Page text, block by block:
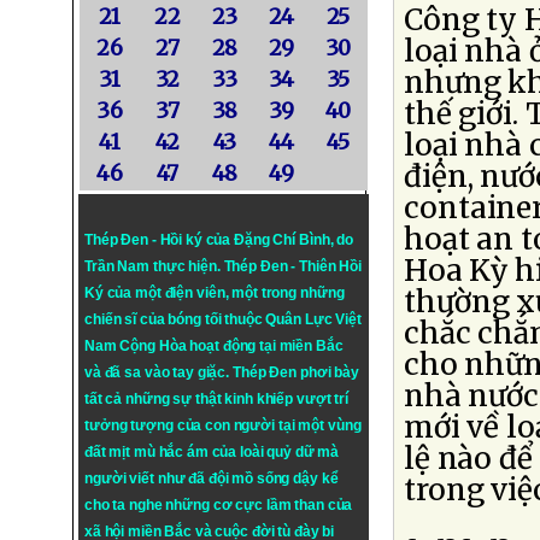
21
22 23 24
25
26
27 28 29
30
31
32 33 34
35
36
37 38 39
40
41
42 43 44
45
46
47 48 49
Thép Đen - Hồi ký của Đặng Chí Bình, do
Trần Nam thực hiện. Thép Đen- Thiên Hồi
Ký của một điện viên, một trong những
chiến sĩ của bóng tối thuộc Quân Lực Việt
Nam Cộng Hòa hoạt động tại miền Bắc
và đã sa vào tay giặc. Thép Đen phơi bày
tất cả những sự thật kinh khiếp vượt trí
tưởng tượng của con người tại một vùng
đất mịt mù hắc ám của loài quỷ dữ mà
người viết như đã đội mồ sống dậy kể
cho ta nghe những cơ cực lầm than của
xã hội miền Bắc và cuộc đời tù đày bi
Công ty
loại nhà
nhưng
thế giới.
loại nhà
điện,
hoạt an
Hoa Kỳ
thường
chắc
cho
nhà
mới về
lệ nào
trong